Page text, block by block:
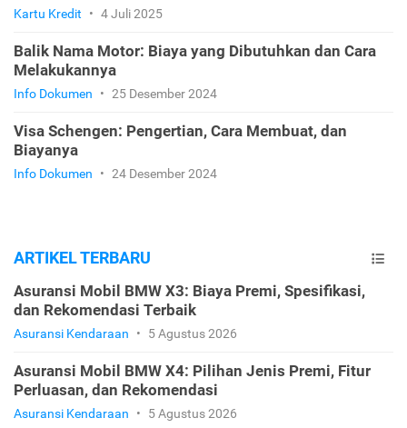
Kartu Kredit • 4 Juli 2025
Balik Nama Motor: Biaya yang Dibutuhkan dan Cara
Melakukannya
Info Dokumen • 25 Desember 2024
Visa Schengen: Pengertian, Cara Membuat, dan
Biayanya
Info Dokumen • 24 Desember 2024
ARTIKEL TERBARU
Asuransi Mobil BMW X3: Biaya Premi, Spesifikasi,
dan Rekomendasi Terbaik
Asuransi Kendaraan • 5 Agustus 2026
Asuransi Mobil BMW X4: Pilihan Jenis Premi, Fitur
Perluasan, dan Rekomendasi
Asuransi Kendaraan • 5 Agustus 2026